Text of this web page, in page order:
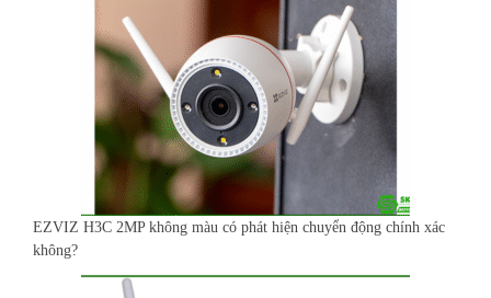
EZVIZ H3C 2MP không màu có phát hiện chuyển động chính xác
không?